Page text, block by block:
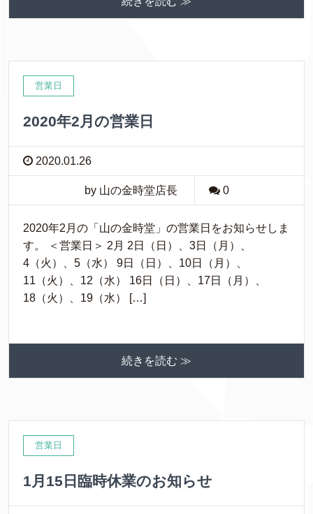
営業日
2020年2月の営業日
2020.01.26
by 山の金時堂店長 0
2020年2月の「山の金時堂」の営業日をお知らせしま
す。 ＜営業日＞ 2月 2日（日）、3日（月）、
4（火）、5（水） 9日（日）、10日（月）、
11（火）、12（水） 16日（日）、17日（月）、
18（火）、19（水） […]
続きを読む ≫
営業日
1月15日臨時休業のお知らせ